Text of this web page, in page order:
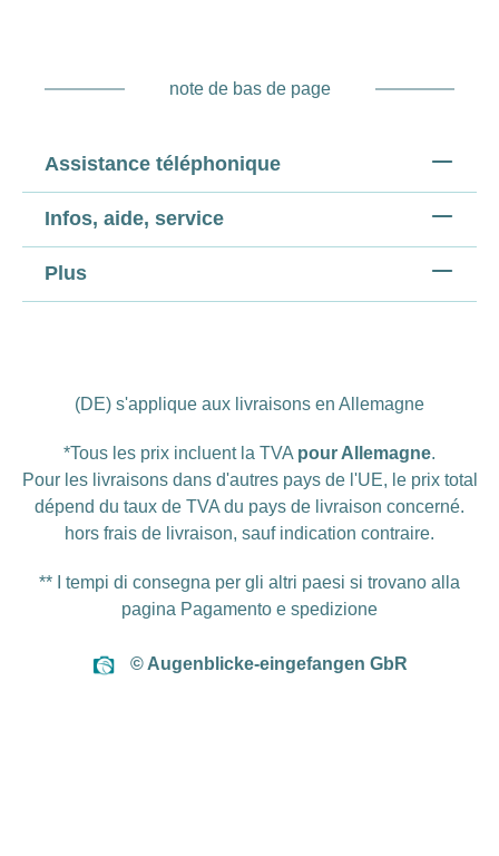
note de bas de page
Assistance téléphonique
Infos, aide, service
Plus
(DE) s'applique aux livraisons en Allemagne
*Tous les prix incluent la TVA pour Allemagne.
Pour les livraisons dans d'autres pays de l'UE, le prix total
dépend du taux de TVA du pays de livraison concerné.
hors frais de livraison, sauf indication contraire.
** I tempi di consegna per gli altri paesi si trovano alla
pagina Pagamento e spedizione
© Augenblicke-eingefangen GbR